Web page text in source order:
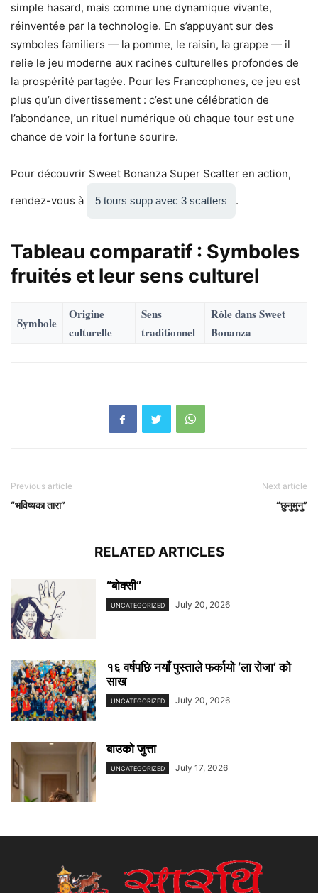
simple hasard, mais comme une dynamique vivante,
réinventée par la technologie. En s’appuyant sur des
symboles familiers — la pomme, le raisin, la grappe — il
relie le jeu moderne aux racines culturelles profondes de
la prospérité partagée. Pour les Francophones, ce jeu est
plus qu’un divertissement : c’est une célébration de
l’abondance, un rituel numérique où chaque tour est une
chance de voir la fortune sourire.
Pour découvrir Sweet Bonanza Super Scatter en action,
rendez-vous à
5 tours supp avec 3 scatters .
Tableau comparatif : Symboles
fruités et leur sens culturel
Symbole
Origine
culturelle
Sens
traditionnel
Rôle dans Sweet
Bonanza
Previous article
“भविष्यका तारा”
Next article
“छुनुमुनु”
RELATED ARTICLES
“बाेक्सी”
UNCATEGORIZED July 20, 2026
१६ वर्षपछि नयाँ पुस्ताले फर्कायो ‘ला रोजा’ को
साख
UNCATEGORIZED July 20, 2026
बाउको जुत्ता
UNCATEGORIZED July 17, 2026